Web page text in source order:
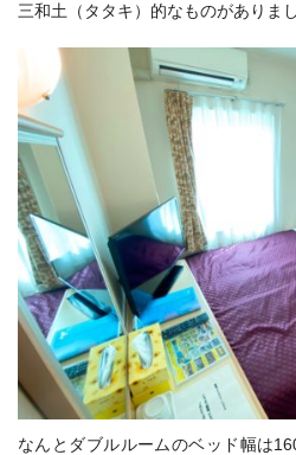
三和土（タタキ） 的なものがありまし
なんとダブルルームのベッド幅は